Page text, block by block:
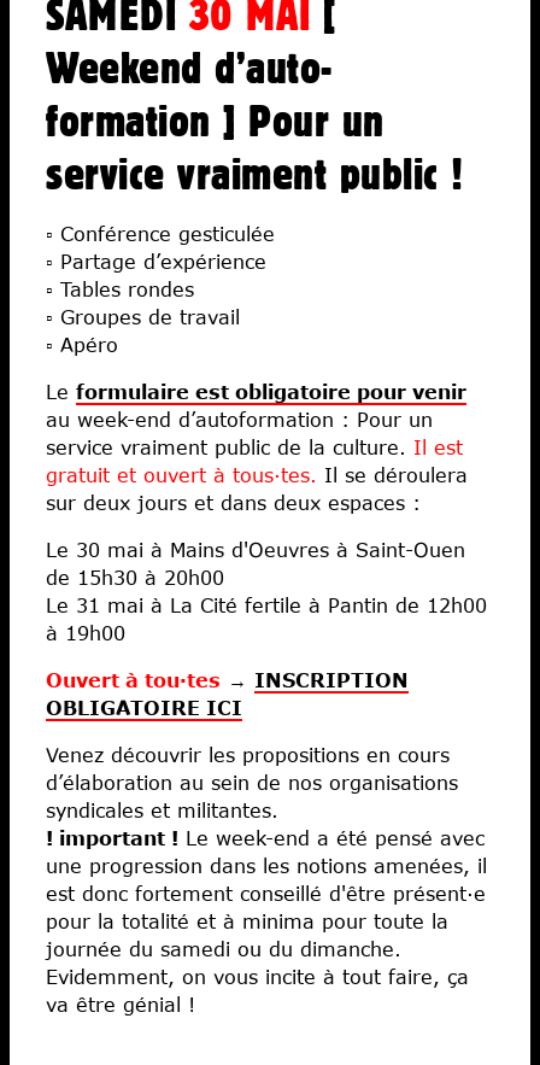
Fiscalité
Libertés
Économies
Écoles d’art
SAMEDI 30 MAI [
Weekend d’auto-
formation ] Pour un
service vraiment public !
▫️ Conférence gesticulée
▫️ Partage d’expérience
▫️ Tables rondes
▫️ Groupes de travail
▫️ Apéro
Le formulaire est obligatoire pour venir
au week-end d’autoformation : Pour un
service vraiment public de la culture. Il est
gratuit et ouvert à tous·tes. Il se déroulera
sur deux jours et dans deux espaces :
Le 30 mai à Mains d'Oeuvres à Saint-Ouen
de 15h30 à 20h00
Le 31 mai à La Cité fertile à Pantin de 12h00
à 19h00
Ouvert à tou·tes → INSCRIPTION
OBLIGATOIRE ICI
Venez découvrir les propositions en cours
d’élaboration au sein de nos organisations
syndicales et militantes.
! important ! Le week-end a été pensé avec
une progression dans les notions amenées, il
est donc fortement conseillé d'être présent·e
pour la totalité et à minima pour toute la
journée du samedi ou du dimanche.
Evidemment, on vous incite à tout faire, ça
va être génial !